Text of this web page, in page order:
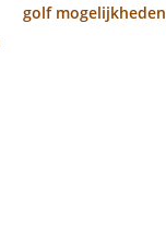
golf mogelijkheden